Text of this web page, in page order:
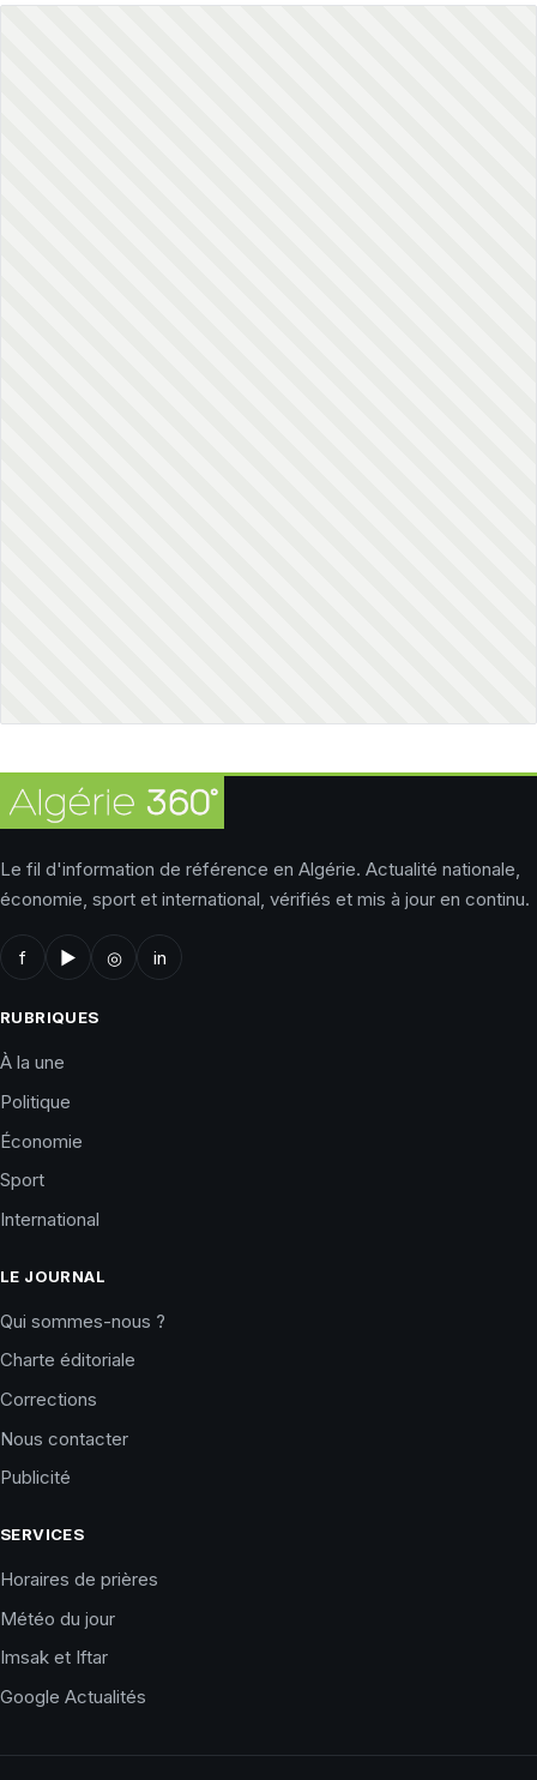
Le fil d'information de référence en Algérie. Actualité nationale,
économie, sport et international, vérifiés et mis à jour en continu.
f ▶ ◎ in
RUBRIQUES
À la une
Politique
Économie
Sport
International
LE JOURNAL
Qui sommes-nous ?
Charte éditoriale
Corrections
Nous contacter
Publicité
SERVICES
Horaires de prières
Météo du jour
Imsak et Iftar
Google Actualités